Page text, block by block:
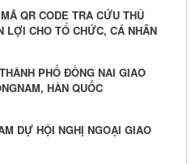
QR CODE TRA CỨU THỦ
LỢI CHO TỔ CHỨC, CÁ NHÂN
PHỐ ĐỒNG NAI GIAO
HÀN QUỐC
DỰ HỘI NGHỊ NGOẠI GIAO